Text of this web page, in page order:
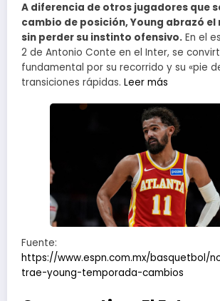
A diferencia de otros jugadores que
cambio de posición, Young abrazó el
sin perder su instinto ofensivo. En el
2 de Antonio Conte en el Inter, se
fundamental por su recorrido y su «pie
transiciones rápidas. Leer más
Fuente:
https://www.espn.com.mx/basquetbol/
trae-young-temporada-cambios